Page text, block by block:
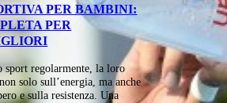
PER BAMBINI:
PER
sport regolarmente, la loro
solo sull’energia, ma anche
e sulla resistenza. Una